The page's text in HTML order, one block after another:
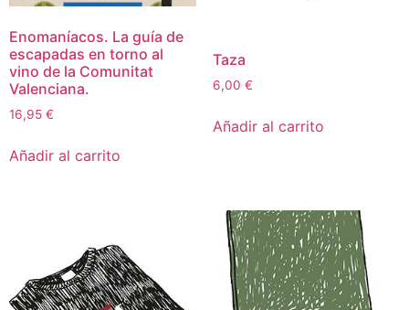
Enomaníacos. La guía de
escapadas en torno al
vino de la Comunitat
Valenciana.
16,95 €
Añadir al carrito
Taza
6,00 €
Añadir al carrito